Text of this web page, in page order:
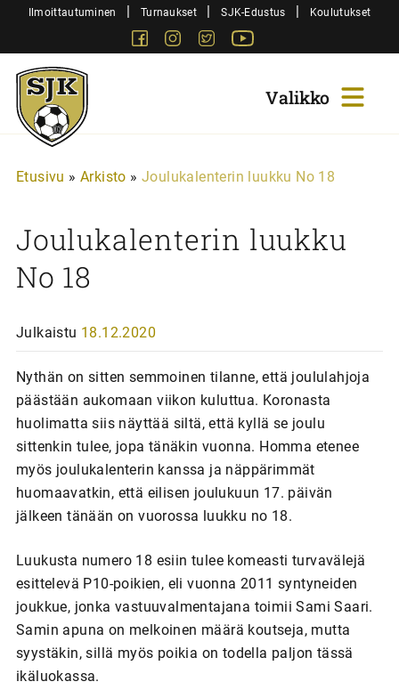
SiirryIlmoittautuminen | Turnaukset | SJK-Edustus | Koulutukset
FacebookInstagram
Twitter
Sjk-
Juniorit
Etusivu » Arkisto » Joulukalenterin luukku No 18
Joulukalenterin luukku
No 18
Julkaistu 18.12.2020
Nythän on sitten semmoinen tilanne, että joululahjoja
päästään aukomaan viikon kuluttua. Koronasta
huolimatta siis näyttää siltä, että kyllä se joulu
sittenkin tulee, jopa tänäkin vuonna. Homma etenee
myös joulukalenterin kanssa ja näppärimmät
huomaavatkin, että eilisen joulukuun 17. päivän
jälkeen tänään on vuorossa luukku no 18.
Luukusta numero 18 esiin tulee komeasti turvavälejä
esittelevä P10-poikien, eli vuonna 2011 syntyneiden
joukkue, jonka vastuuvalmentajana toimii Sami Saari.
Samin apuna on melkoinen määrä koutseja, mutta
syystäkin, sillä myös poikia on todella paljon tässä
ikäluokassa.